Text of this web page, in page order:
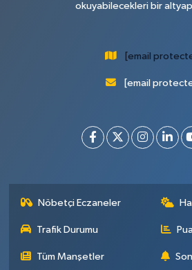
okuyabilecekleri bir
[email
[email
Nöbetçi Eczaneler
Trafik Durumu
Tüm Manşetler